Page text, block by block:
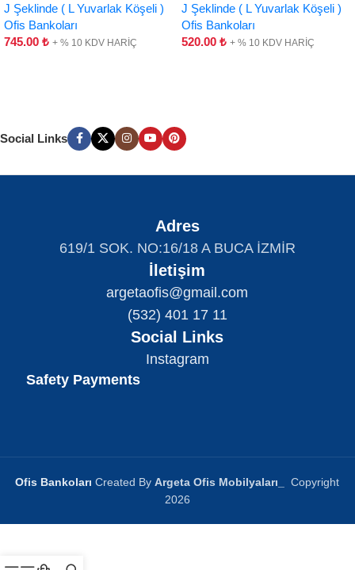
J Şeklinde ( L Yuvarlak Köşeli )
Ofis Bankoları
745.00 ₺ + % 10 KDV HARİÇ
J Şeklinde ( L Yuvarlak Köşeli )
Ofis Bankoları
520.00 ₺ + % 10 KDV HARİÇ
Social Links
Adres
619/1 SOK. NO:16/18 A BUCA İZMİR
İletişim
argetaofis@gmail.com
(532) 401 17 11
Social Links
Instagram
Safety Payments
Ofis Bankoları Created ByArgeta Ofis Mobilyaları
Copyright
2026